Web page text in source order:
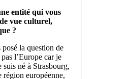
entité qui vous
vue culturel,
?
posé la question de
l’Europe car je
suis né à Strasbourg,
région européenne,